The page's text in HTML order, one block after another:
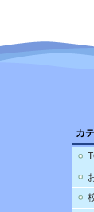
カ